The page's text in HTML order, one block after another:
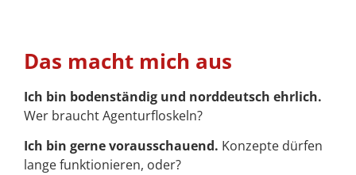
Das macht mich aus
Ich bin bodenständig und norddeutsch ehrlich.
Wer braucht Agenturfloskeln?
Ich bin gerne vorausschauend. Konzepte dürfen
lange funktionieren, oder?